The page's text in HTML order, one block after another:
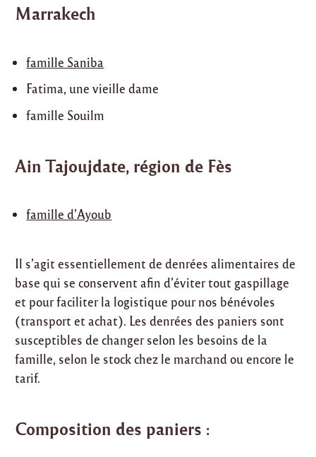
Marrakech
famille Saniba
Fatima, une vieille dame
famille Souilm
Ain Tajoujdate, région de Fès
famille d’Ayoub
Il s’agit essentiellement de denrées alimentaires de
base qui se conservent afin d’éviter tout gaspillage
et pour faciliter la logistique pour nos bénévoles
(transport et achat). Les denrées des paniers sont
susceptibles de changer selon les besoins de la
famille, selon le stock chez le marchand ou encore le
tarif.
Composition des paniers :